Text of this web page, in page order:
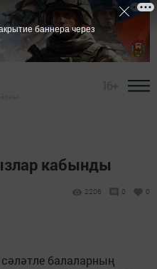
кабынды
2206 0 0
балаларның
баннера через